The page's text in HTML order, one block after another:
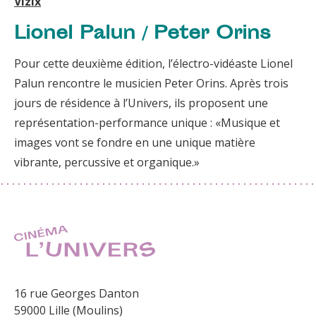
Lionel Palun / Peter Orins
Pour cette deuxième édition, l’électro-vidéaste Lionel
Palun rencontre le musicien Peter Orins. Après trois
jours de résidence à l’Univers, ils proposent une
représentation-performance unique : «Musique et
images vont se fondre en une unique matière
vibrante, percussive et organique.»
16 rue Georges Danton
59000 Lille (Moulins)